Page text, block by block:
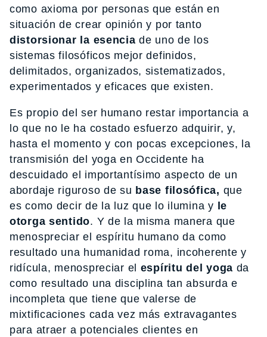
como axioma por personas que están en
situación de crear opinión y por tanto
distorsionar la esencia de uno de los
sistemas filosóficos mejor definidos,
delimitados, organizados, sistematizados,
experimentados y eficaces que existen.
Es propio del ser humano restar importancia a
lo que no le ha costado esfuerzo adquirir, y,
hasta el momento y con pocas excepciones, la
transmisión del yoga en Occidente ha
descuidado el importantísimo aspecto de un
abordaje riguroso de su base filosófica, que
es como decir de la luz que lo ilumina y le
otorga sentido. Y de la misma manera que
menospreciar el espíritu humano da como
resultado una humanidad roma, incoherente y
ridícula, menospreciar el espíritu del yoga da
como resultado una disciplina tan absurda e
incompleta que tiene que valerse de
mixtificaciones cada vez más extravagantes
para atraer a potenciales clientes en